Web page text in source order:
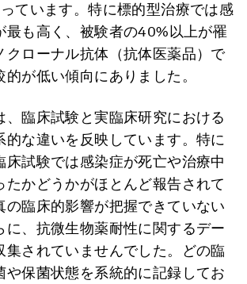
ています。特に標的型治療では感
最も高く、被験者の40%以上が罹
クローナル抗体（抗体医薬品）で
が低い傾向にありました。
、臨床試験と実臨床研究における
的な違いを反映しています。特に
床試験では感染症が死亡や治療中
たかどうかがほとんど報告されて
の臨床的影響が把握できていない
に、抗微生物薬耐性に関するデー
集されていませんでした。どの臨
や保菌状態を系統的に記録してお